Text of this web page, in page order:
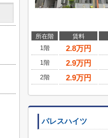
所在階 賃料
1階
2.8万円
1階
2.9万円
2階
2.9万円
パレスハイツ